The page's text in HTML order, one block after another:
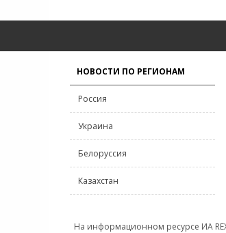
НОВОСТИ ПО РЕГИОНАМ
Россия
Украина
Белоруссия
Казахстан
На информационном ресурсе ИА